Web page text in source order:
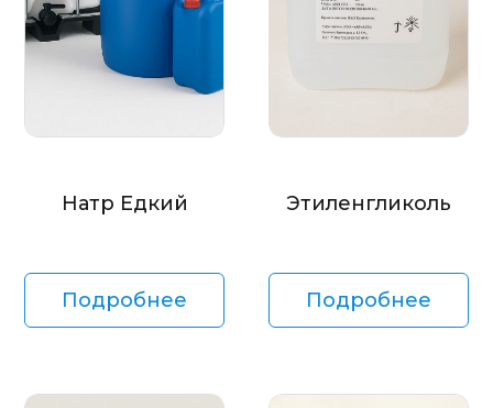
Натр Едкий
Подробнее
Этиленгликоль
Подробнее